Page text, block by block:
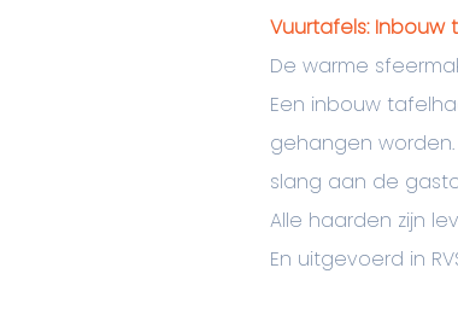
Vuurtafels:
De warme
Een inbouw
gehangen
slang aan de
Alle haarden zijn
En uitgevoerd in